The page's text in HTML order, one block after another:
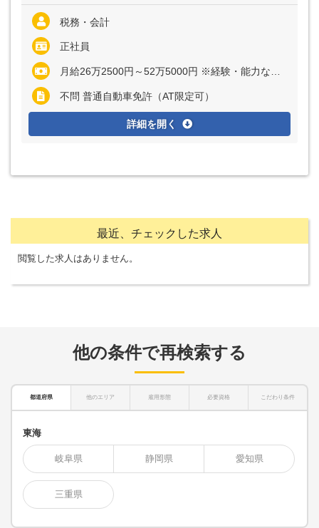
税務・会計
正社員
月給26万2500円～52万5000円 ※経験・能力など考慮の上、決定いたします
不問 普通自動車免許（AT限定可）
詳細を開く
最近、チェックした求人
閲覧した求人はありません。
他の条件で再検索する
都道府県 他のエリア 雇用形態 必要資格 こだわり条件
東海
岐阜県 静岡県 愛知県
三重県